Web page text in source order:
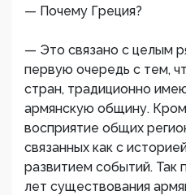
— Почему Греция?
— Это связано с целым
первую очередь с тем,
стран, традиционно
армянскую общину.
восприятие общих
связанных как с
развитием событий. Так
лет существования